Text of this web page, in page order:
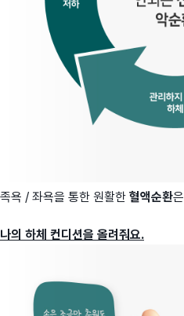
족욕 / 좌욕을 통한 원활한 혈액순환은
나의 하체 컨디션을 올려줘요.